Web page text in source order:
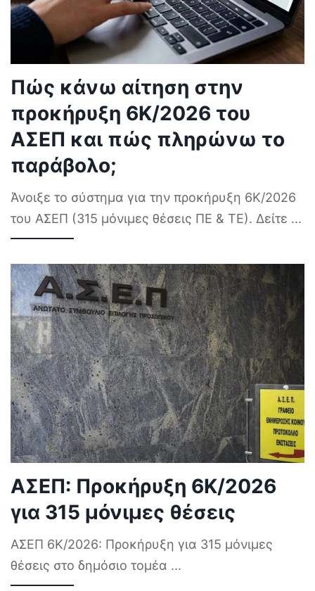
Πώς κάνω αίτηση στην
προκήρυξη 6Κ/2026 του
ΑΣΕΠ και πώς πληρώνω το
παράβολο;
Άνοιξε το σύστημα για την προκήρυξη 6Κ/2026
του ΑΣΕΠ (315 μόνιμες θέσεις ΠΕ & ΤΕ). Δείτε ...
ΑΣΕΠ: Προκήρυξη 6Κ/2026
για 315 μόνιμες θέσεις
ΑΣΕΠ 6Κ/2026: Προκήρυξη για 315 μόνιμες
θέσεις στο δημόσιο τομέα ...